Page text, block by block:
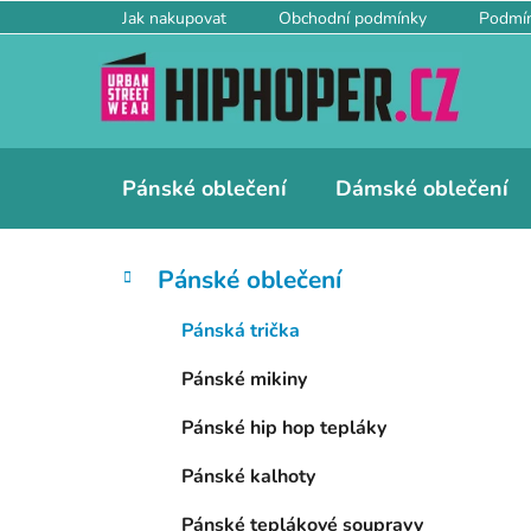
na
Jak nakupovat Obchodní podmínky
Pánské oblečení Dámské oblečení
PPřeskočit
kategorie
K
a
Pánské oblečení
Pánská trička
Pánské mikiny
Pánské hip hop tepláky
Pánské kalhoty
Pánské teplákové soupravy